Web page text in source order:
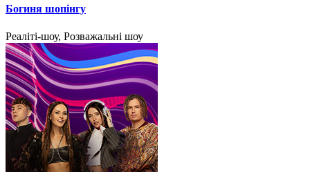
Богиня шопінгу
Реаліті-шоу, Розважальні шоу